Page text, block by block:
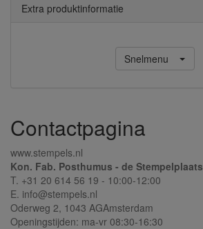
Extra produktinformatie
Snelmenu
Contactpagina
www.stempels.nl
Kon. Fab. Posthumus - de Stempelplaats
T. +31 20 614 56 19 - 10:00-12:00
E. info@stempels.nl
Oderweg 2, 1043 AGAmsterdam
Openingstijden: ma-vr 08:30-16:30